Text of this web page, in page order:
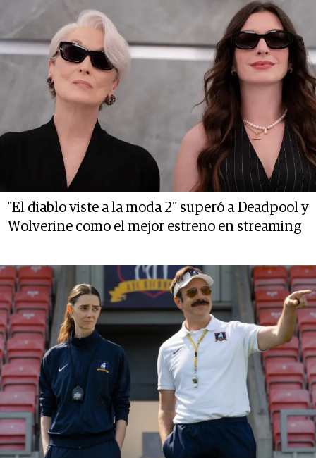
"El diablo viste a la moda 2" superó a Deadpool y
Wolverine como el mejor estreno en streaming